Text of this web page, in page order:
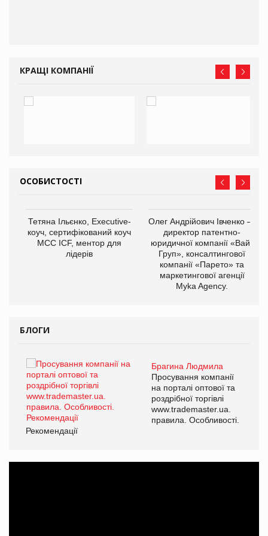
КРАЩІ КОМПАНІЇ
ОСОБИСТОСТІ
Тетяна Ільєнко, Executive-
коуч, сертифікований коуч
МСС ICF, ментор для
лідерів
Олег Андрійович Івченко —
директор патентно-
юридичної компанії «Вайз
Груп», консалтингової
компанії «Парето» та
маркетингової агенції
Myka Agency.
БЛОГИ
Брагина Людмила
Просування компанії
на порталі оптової та
роздрібної торгівлі
www.trademaster.ua.
правила. Особливості.
Рекомендації